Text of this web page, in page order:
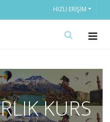
HIZLI ERIŞIM
KURS